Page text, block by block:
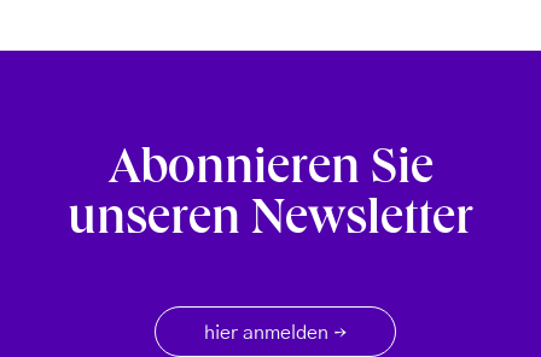
Abonnieren Sie
unseren Newsletter
hier anmelden →